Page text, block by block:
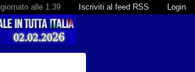
Login
Iscriviti al feed RSS
alle 1:39